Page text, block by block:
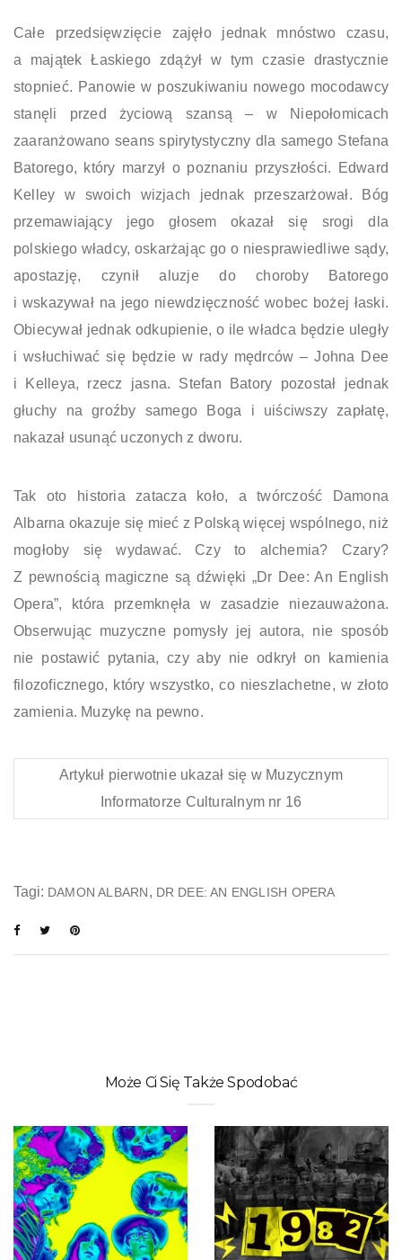
Całe przedsięwzięcie zajęło jednak mnóstwo czasu,
a majątek Łaskiego zdążył w tym czasie drastycznie
stopnieć. Panowie w poszukiwaniu nowego mocodawcy
stanęli przed życiową szansą – w Niepołomicach
zaaranżowano seans spirytystyczny dla samego Stefana
Batorego, który marzył o poznaniu przyszłości. Edward
Kelley w swoich wizjach jednak przeszarżował. Bóg
przemawiający jego głosem okazał się srogi dla
polskiego władcy, oskarżając go o niesprawiedliwe sądy,
apostazję, czynił aluzje do choroby Batorego
i wskazywał na jego niewdzięczność wobec bożej łaski.
Obiecywał jednak odkupienie, o ile władca będzie uległy
i wsłuchiwać się będzie w rady mędrców – Johna Dee
i Kelleya, rzecz jasna. Stefan Batory pozostał jednak
głuchy na groźby samego Boga i uiściwszy zapłatę,
nakazał usunąć uczonych z dworu.
Tak oto historia zatacza koło, a twórczość Damona
Albarna okazuje się mieć z Polską więcej wspólnego, niż
mogłoby się wydawać. Czy to alchemia? Czary?
Z pewnością magiczne są dźwięki „Dr Dee: An English
Opera”, która przemknęła w zasadzie niezauważona.
Obserwując muzyczne pomysły jej autora, nie sposób
nie postawić pytania, czy aby nie odkrył on kamienia
filozoficznego, który wszystko, co nieszlachetne, w złoto
zamienia. Muzykę na pewno.
Artykuł pierwotnie ukazał się w Muzycznym
Informatorze Culturalnym nr 16
Tagi: DAMON ALBARN, DR DEE: AN ENGLISH OPERA
Może Ci Się Także Spodobać